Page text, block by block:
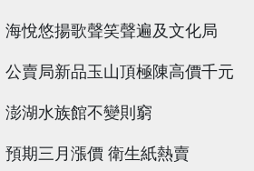
海悅悠揚歌聲笑聲遍及文化局
公賣局新品玉山頂極陳高價千元
澎湖水族館不變則窮
預期三月漲價 衛生紙熱賣